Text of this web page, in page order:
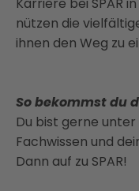
nützen die
ihnen den Weg zu
So bekommst du
Du bist gerne
Fachwissen und
Dann auf zu SPAR!